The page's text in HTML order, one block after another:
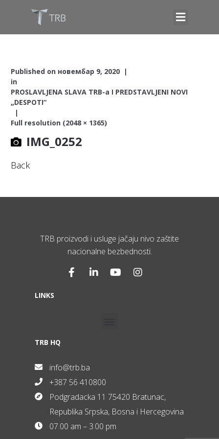
Published on новембар 9, 2020
in
PROSLAVLJENA SLAVA TRB-a I PREDSTAVLJENI NOVI
„DESPOTI“
Full resolution (2048 × 1365)
IMG_0252
Back
TRB proizvodi i usluge jačaju nivo zaštite
nacionalne bezbednosti.
LINKS
TRB HQ
info@trb.ba
+387 56 410800
Podgradacka 11 75420 Bratunac,
Republika Srpska, Bosna i Hercegovina
07.00 am – 3.00 pm